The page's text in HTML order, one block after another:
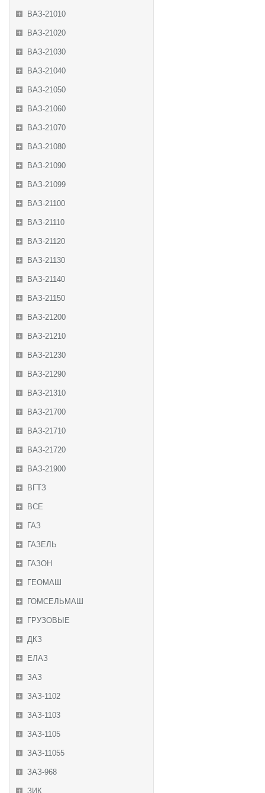
ВАЗ-21010
ВАЗ-21020
ВАЗ-21030
ВАЗ-21040
ВАЗ-21050
ВАЗ-21060
ВАЗ-21070
ВАЗ-21080
ВАЗ-21090
ВАЗ-21099
ВАЗ-21100
ВАЗ-21110
ВАЗ-21120
ВАЗ-21130
ВАЗ-21140
ВАЗ-21150
ВАЗ-21200
ВАЗ-21210
ВАЗ-21230
ВАЗ-21290
ВАЗ-21310
ВАЗ-21700
ВАЗ-21710
ВАЗ-21720
ВАЗ-21900
ВГТЗ
ВСЕ
ГАЗ
ГАЗЕЛЬ
ГАЗОН
ГЕОМАШ
ГОМСЕЛЬМАШ
ГРУЗОВЫЕ
ДКЗ
ЕЛАЗ
ЗАЗ
ЗАЗ-1102
ЗАЗ-1103
ЗАЗ-1105
ЗАЗ-11055
ЗАЗ-968
ЗИК